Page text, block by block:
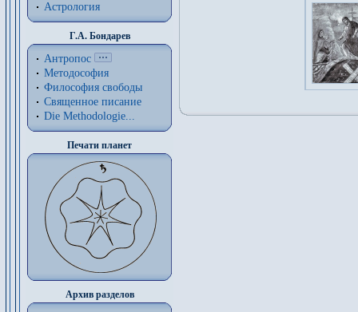
Астрология
Г.А. Бондарев
Антропос
Методософия
Философия cвободы
Священное писание
Die Methodologie...
Печати планет
Архив разделов